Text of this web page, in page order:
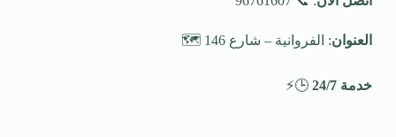
العنوان: الفروانية – شارع 146 🗺️
خدمة 24/7 🕒⚡